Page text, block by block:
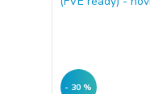
- 30 %